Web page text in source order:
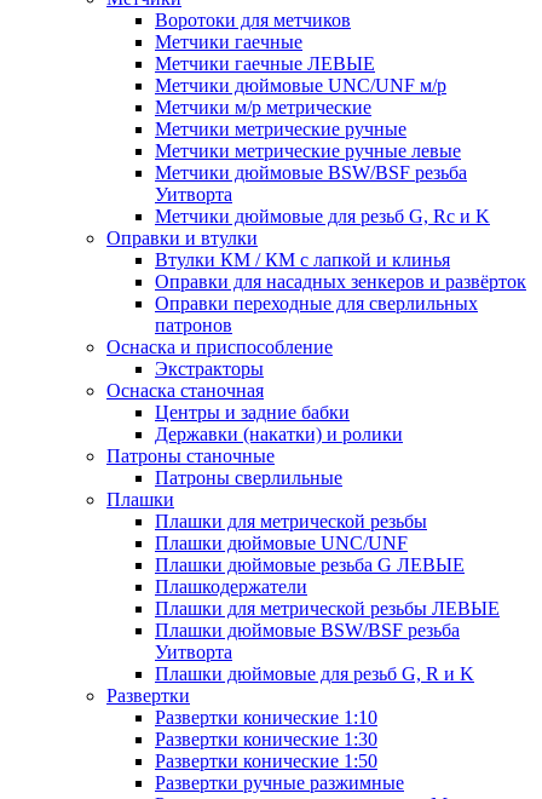
Воротоки для метчиков
Метчики гаечные
Метчики гаечные ЛЕВЫЕ
Метчики дюймовые UNC/UNF м/р
Метчики м/р метрические
Метчики метрические ручные
Метчики метрические ручные левые
Метчики дюймовые BSW/BSF резьба
Уитворта
Метчики дюймовые для резьб G, Rc и K
Оправки и втулки
Втулки КМ / КМ с лапкой и клинья
Оправки для насадных зенкеров и развёрток
Оправки переходные для сверлильных
патронов
Оснаска и приспособление
Экстракторы
Оснаска станочная
Центры и задние бабки
Державки (накатки) и ролики
Патроны станочные
Патроны сверлильные
Плашки
Плашки для метрической резьбы
Плашки дюймовые UNC/UNF
Плашки дюймовые резьба G ЛЕВЫЕ
Плашкодержатели
Плашки для метрической резьбы ЛЕВЫЕ
Плашки дюймовые BSW/BSF резьба
Уитворта
Плашки дюймовые для резьб G, R и K
Развертки
Развертки конические 1:10
Развертки конические 1:30
Развертки конические 1:50
Развертки ручные разжимные